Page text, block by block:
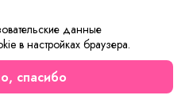
товара
данные
в настройках браузера.
спасибо